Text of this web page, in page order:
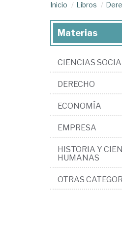
Inicio Libros
Materias
CIENCIAS
DERECHO
ECONOMÍA
EMPRESA
HISTORIA Y
HUMANAS
OTRAS